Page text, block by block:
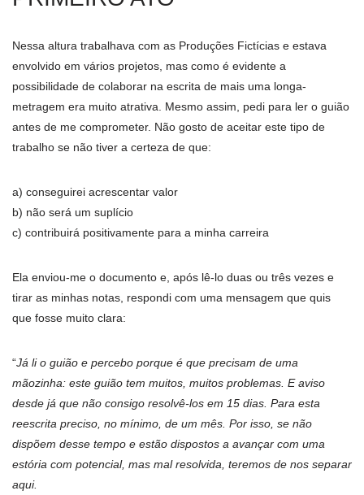
Nessa altura trabalhava com as Produções Fictícias e estava
envolvido em vários projetos, mas como é evidente a
possibilidade de colaborar na escrita de mais uma longa-
metragem era muito atrativa. Mesmo assim, pedi para ler o guião
antes de me comprometer. Não gosto de aceitar este tipo de
trabalho se não tiver a certeza de que:
a) conseguirei acrescentar valor
b) não será um suplício
c) contribuirá positivamente para a minha carreira
Ela enviou-me o documento e, após lê-lo duas ou três vezes e
tirar as minhas notas, respondi com uma mensagem que quis
que fosse muito clara:
“Já li o guião e percebo porque é que precisam de uma
mãozinha: este guião tem muitos, muitos problemas. E aviso
desde já que não consigo resolvê-los em 15 dias. Para esta
reescrita preciso, no mínimo, de um mês. Por isso, se não
dispõem desse tempo e estão dispostos a avançar com uma
estória com potencial, mas mal resolvida, teremos de nos separar
aqui.